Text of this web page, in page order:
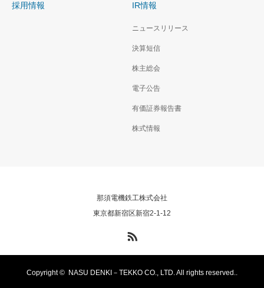
採用情報 IR情報
ニュースリリース
決算短信
株主総会
電子公告
有価証券報告書
株式情報
那須電機鉄工株式会社
東京都新宿区新宿2-1-12
Copyright © NASU DENKI－TEKKO CO., LTD. All rights reserved..